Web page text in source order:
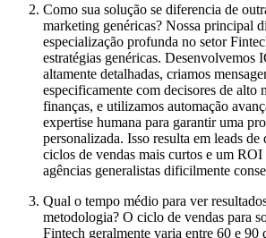
Como sua solução se diferencia de
marketing genéricas? Nossa principal
especialização profunda no setor
estratégias genéricas. Desenvolvemos
altamente detalhadas, criamos
especificamente com decisores de alto
finanças, e utilizamos automação
expertise humana para garantir uma
personalizada. Isso resulta em leads de
ciclos de vendas mais curtos e um
agências generalistas dificilmente
Qual o tempo médio para ver
metodologia? O ciclo de vendas para
Fintech geralmente varia entre 60 e 90